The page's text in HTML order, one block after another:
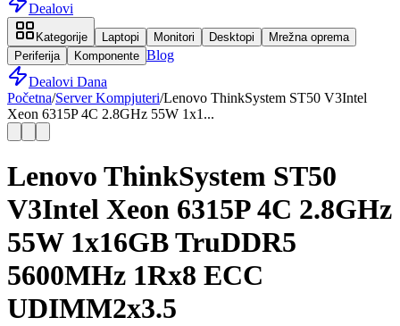
Dealovi
Kategorije Laptopi Monitori Desktopi
Mrežna oprema
Periferija
Komponente Blog
Dealovi Dana
Početna/Server Kompjuteri/Lenovo ThinkSystem ST50 V3Intel
Xeon 6315P 4C 2.8GHz 55W 1x1...
Lenovo ThinkSystem ST50
V3Intel Xeon 6315P 4C 2.8GHz
55W 1x16GB TruDDR5
5600MHz 1Rx8 ECC
UDIMM2x3.5